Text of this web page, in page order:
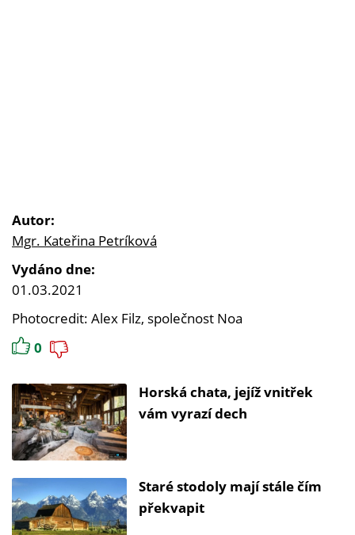
Autor:
Mgr. Kateřina Petríková
Vydáno dne:
01.03.2021
Photocredit: Alex Filz, společnost Noa
0
Horská chata, jejíž vnitřek
vám vyrazí dech
Staré stodoly mají stále čím
překvapit